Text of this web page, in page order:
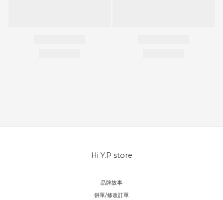
Hi Y.P store
品牌故事
併單/修改訂單